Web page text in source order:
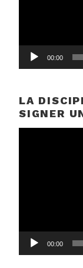
00:00
LA
SIGNER
00:00